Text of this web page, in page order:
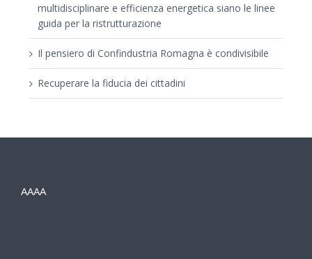
multidisciplinare e efficienza energetica siano le linee
guida per la ristrutturazione
Il pensiero di Confindustria Romagna è condivisibile
Recuperare la fiducia dei cittadini
AAAA